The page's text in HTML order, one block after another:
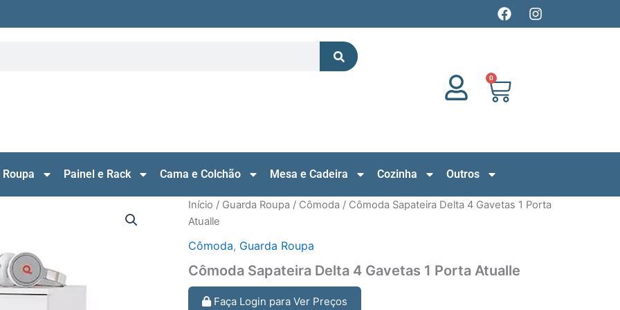
F
a
o
k
I
n
Search
0
Cart
Painel e Rack Cama e Colchão Mesa e Cadeira Cozinha Outros
Início / Guarda Roupa / Cômoda / Cômoda Sapateira Delta 4 Gavetas 1 Porta
Atualle
Cômoda, Guarda Roupa
Cômoda Sapateira Delta 4 Gavetas 1 Porta Atualle
Faça Login para Ver Preços